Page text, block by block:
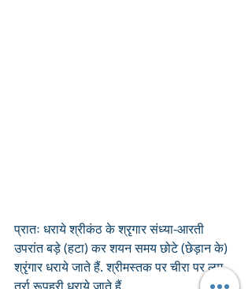
प्रातः धराये श्रीकंठ के श्रृगार संध्या-आरती
उपरांत बड़े (हटा) कर शयन समय छोटे (छेड़ान के)
श्रृंगार धराये जाते हैं. श्रीमस्तक पर चीरा पर लूम